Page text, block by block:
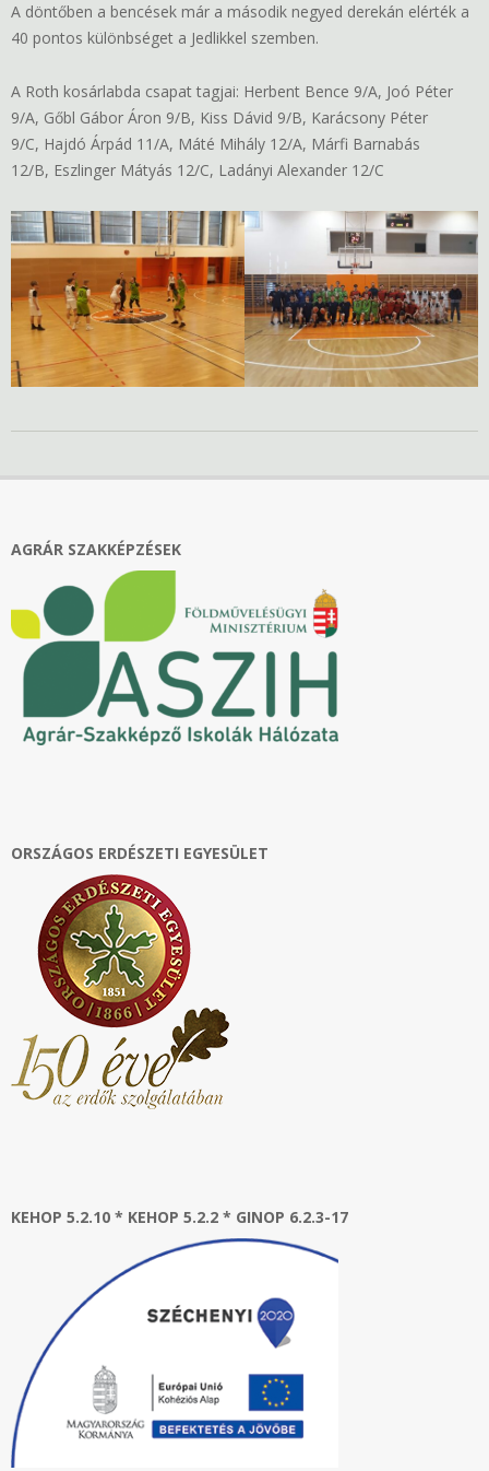
A döntőben a bencések már a második negyed derekán elérték a
40 pontos különbséget a Jedlikkel szemben.
A Roth kosárlabda csapat tagjai: Herbent Bence 9/A, Joó Péter
9/A, Gőbl Gábor Áron 9/B, Kiss Dávid 9/B, Karácsony Péter
9/C, Hajdó Árpád 11/A, Máté Mihály 12/A, Márfi Barnabás
12/B, Eszlinger Mátyás 12/C, Ladányi Alexander 12/C
AGRÁR SZAKKÉPZÉSEK
ORSZÁGOS ERDÉSZETI EGYESÜLET
KEHOP 5.2.10 * KEHOP 5.2.2 * GINOP 6.2.3-17